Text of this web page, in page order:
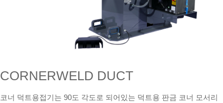
CORNERWELD DUCT
코너 덕트용접기는 90도 각도로 되어있는 덕트용 판금 코너 모서리